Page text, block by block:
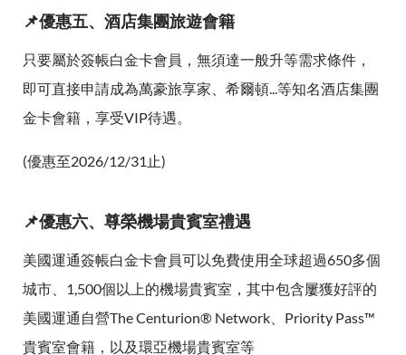
📌優惠五、酒店集團旅遊會籍
只要屬於簽帳白金卡會員，無須達一般升等需求條件，
即可直接申請成為萬豪旅享家、希爾頓...等知名酒店集團
金卡會籍，享受VIP待遇。
(優惠至2026/12/31止)
📌優惠六、尊榮機場貴賓室禮遇
美國運通簽帳白金卡會員可以免費使用全球超過650多個
城市、1,500個以上的機場貴賓室，其中包含屢獲好評的
美國運通自營The Centurion® Network、Priority Pass™
貴賓室會籍，以及環亞機場貴賓室等